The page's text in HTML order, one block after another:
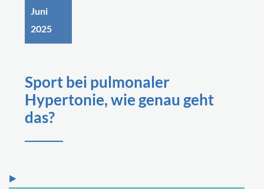
Juni
2025
Sport bei pulmonaler
Hypertonie, wie genau geht
das?